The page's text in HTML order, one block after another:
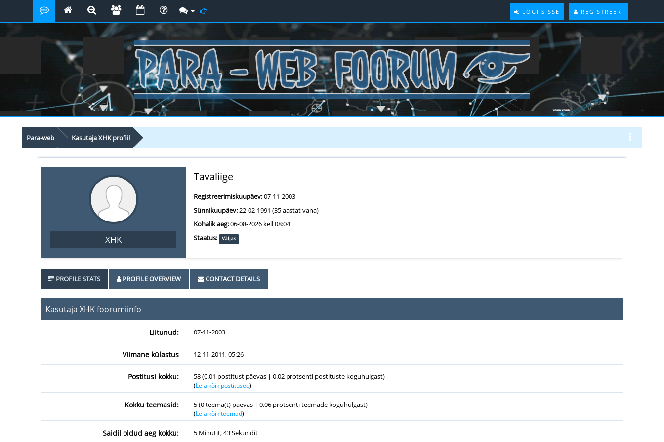
LOGI SISSE REGISTREERI
Para-web Kasutaja XHK profiil
XHK
Tavaliige
Registreerimiskuupäev:07-11-2003
Sünnikuupäev:22-02-1991 (35 aastat vana)
Kohalik aeg:06-08-2026 kell 08:04
Staatus:
Väljas
PROFILE STATS PROFILE OVERVIEW CONTACT DETAILS
Kasutaja XHK foorumiinfo
Liitunud: 07-11-2003
Viimane külastus 12-11-2011, 05:26
Postitusi kokku: 58 (0.01 postitust päevas | 0.02 protsenti postituste koguhulgast)
(Leia kõik postitused)
Kokku teemasid: 5 (0 teema(t) päevas | 0.06 protsenti teemade koguhulgast)
(Leia kõik teemad)
Saidil oldud aeg kokku: 5 Minutit, 43 Sekundit